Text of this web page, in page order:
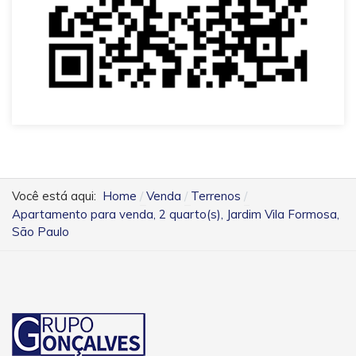
Você está aqui: Home Venda
Terrenos
Apartamento para venda, 2 quarto(s), Jardim Vila Formosa,
São Paulo